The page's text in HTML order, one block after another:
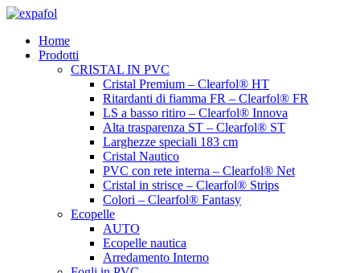
Vai
contenutoHome
Prodotti
CRISTAL IN PVC
Cristal Premium – Clearfol® HT
Ritardanti di fiamma FR – Clearfol® FR
LS a basso ritiro – Clearfol® Innova
Alta trasparenza ST – Clearfol® ST
Larghezze speciali 183 cm
Cristal Nautico
PVC con rete interna – Clearfol® Net
Cristal in strisce – Clearfol® Strips
Colori – Clearfol® Fantasy
Ecopelle
AUTO
Ecopelle nautica
Arredamento Interno